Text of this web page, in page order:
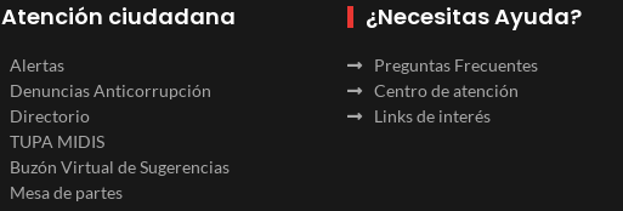
Atención ciudadana
Alertas
Denuncias Anticorrupción
Directorio
TUPA MIDIS
Buzón Virtual de Sugerencias
Mesa de partes
¿Necesitas Ayuda?
Preguntas Frecuentes
Centro de atención
Links de interés